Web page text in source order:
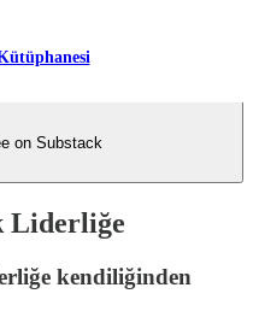
on Substack
Liderliğe
kendiliğinden